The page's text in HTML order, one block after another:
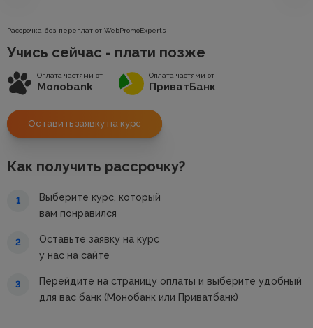
Рассрочка без переплат от WebPromoExperts
Учись сейчас - плати позже
Оплата частями от
Monobank
Оплата частями от
ПриватБанк
Оставить заявку на курс
Как получить рассрочку?
1
Выберите курс, который
вам понравился
2
Оставьте заявку на курс
у нас на сайте
3
Перейдите на страницу оплаты и выберите удобный
для вас банк (Монобанк или Приватбанк)